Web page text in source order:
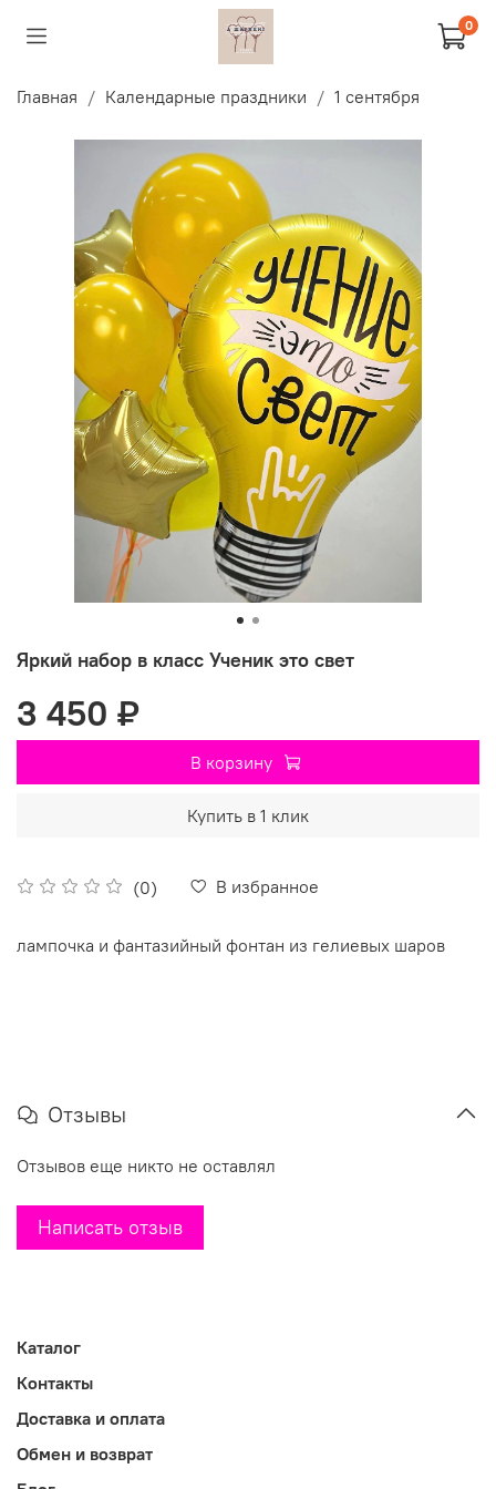
0
Главная Календарные праздники 1 сентября
Яркий набор в класс Ученик это свет
(0) В избранное
3 450 ₽
В корзину
Купить в 1 клик
лампочка и фантазийный фонтан из гелиевых шаров
Отзывы
Отзывов еще никто не оставлял
Написать отзыв
Каталог
Контакты
Доставка и оплата
Обмен и возврат